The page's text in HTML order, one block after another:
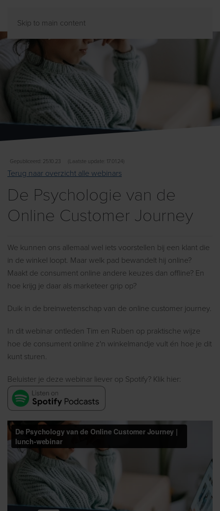
Skip to main content
Gepubliceerd: 25.10.23 (Laatste update: 17.01.24)
Terug naar overzicht alle webinars
De Psychologie van de
Online Customer Journey
We kunnen ons allemaal wel iets voorstellen bij een klant die
in de winkel loopt. Maar welk pad bewandelt hij online?
Maakt de consument online andere keuzes dan offline? En
hoe krijg je daar als marketeer grip op?
Duik in de breinwetenschap van de online customer journey.
In dit webinar ontleden Tim en Ruben op praktische wijze
hoe de consument online z'n winkelmandje vult én hoe je dit
kunt sturen.
Beluister je deze webinar liever op Spotify? Klik hier: